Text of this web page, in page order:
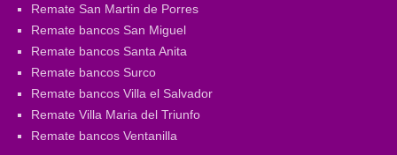
Remate San Martin de Porres
Remate bancos San Miguel
Remate bancos Santa Anita
Remate bancos Surco
Remate bancos Villa el Salvador
Remate Villa Maria del Triunfo
Remate bancos Ventanilla